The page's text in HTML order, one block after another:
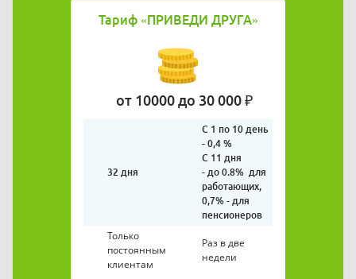
Тариф «ПРИВЕДИ ДРУГА»
от 10000 до 30 000 ₽
32 дня
С 1 по 10 день
- 0,4 %
С 11 дня
- до 0.8% для
работающих,
0,7% - для
пенсионеров
Только
постоянным
клиентам
Раз в две
недели